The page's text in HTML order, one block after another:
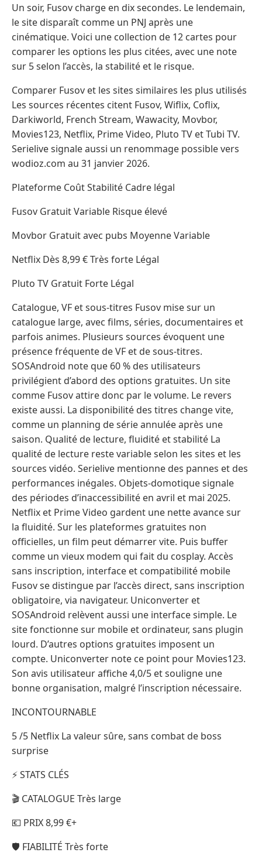
Un soir, Fusov charge en dix secondes. Le lendemain,
le site disparaît comme un PNJ après une
cinématique. Voici une collection de 12 cartes pour
comparer les options les plus citées, avec une note
sur 5 selon l’accès, la stabilité et le risque.
Comparer Fusov et les sites similaires les plus utilisés
Les sources récentes citent Fusov, Wiflix, Coflix,
Darkiworld, French Stream, Wawacity, Movbor,
Movies123, Netflix, Prime Video, Pluto TV et Tubi TV.
Serielive signale aussi un renommage possible vers
wodioz.com au 31 janvier 2026.
Plateforme Coût Stabilité Cadre légal
Fusov Gratuit Variable Risque élevé
Movbor Gratuit avec pubs Moyenne Variable
Netflix Dès 8,99 € Très forte Légal
Pluto TV Gratuit Forte Légal
Catalogue, VF et sous-titres Fusov mise sur un
catalogue large, avec films, séries, documentaires et
parfois animes. Plusieurs sources évoquent une
présence fréquente de VF et de sous-titres.
SOSAndroid note que 60 % des utilisateurs
privilégient d’abord des options gratuites. Un site
comme Fusov attire donc par le volume. Le revers
existe aussi. La disponibilité des titres change vite,
comme un planning de série annulée après une
saison. Qualité de lecture, fluidité et stabilité La
qualité de lecture reste variable selon les sites et les
sources vidéo. Serielive mentionne des pannes et des
performances inégales. Objets-domotique signale
des périodes d’inaccessibilité en avril et mai 2025.
Netflix et Prime Video gardent une nette avance sur
la fluidité. Sur les plateformes gratuites non
officielles, un film peut démarrer vite. Puis buffer
comme un vieux modem qui fait du cosplay. Accès
sans inscription, interface et compatibilité mobile
Fusov se distingue par l’accès direct, sans inscription
obligatoire, via navigateur. Uniconverter et
SOSAndroid relèvent aussi une interface simple. Le
site fonctionne sur mobile et ordinateur, sans plugin
lourd. D’autres options gratuites imposent un
compte. Uniconverter note ce point pour Movies123.
Son avis utilisateur affiche 4,0/5 et souligne une
bonne organisation, malgré l’inscription nécessaire.
INCONTOURNABLE
5 /5 Netflix La valeur sûre, sans combat de boss
surprise
⚡ STATS CLÉS
🎬 CATALOGUE Très large
💶 PRIX 8,99 €+
🛡️ FIABILITÉ Très forte